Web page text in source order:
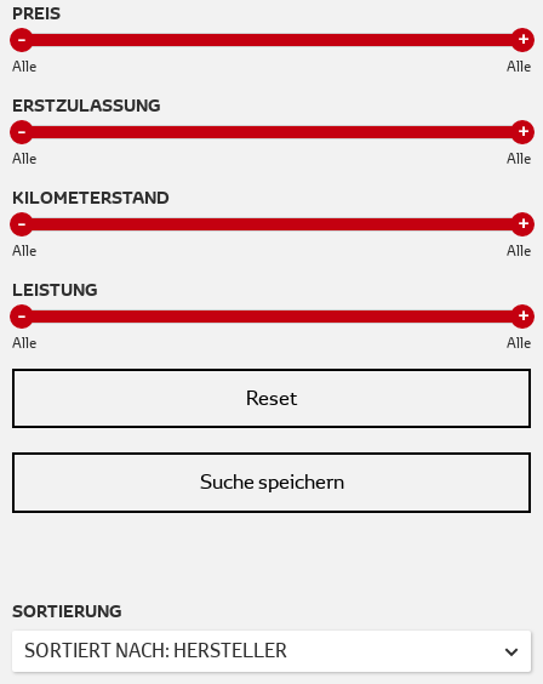
PREIS
Alle Alle
ERSTZULASSUNG
Alle Alle
KILOMETERSTAND
Alle Alle
LEISTUNG
Alle Alle
Reset
Suche speichern
SORTIERUNG
SORTIERT NACH: HERSTELLER